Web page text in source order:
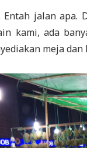
jalan apa.
kami, ada
meja